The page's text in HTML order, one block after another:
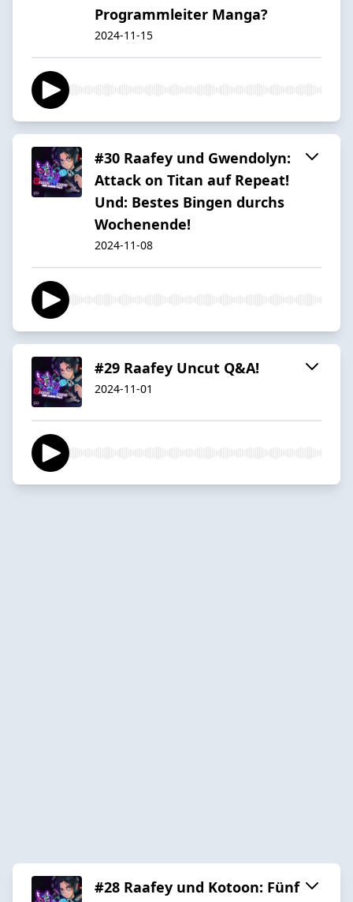
Programmleiter Manga?
2024-11-15
#30 Raafey und Gwendolyn:
Attack on Titan auf Repeat!
Und: Bestes Bingen durchs
Wochenende!
2024-11-08
#29 Raafey Uncut Q&A!
2024-11-01
#28 Raafey und Kotoon: Fünf